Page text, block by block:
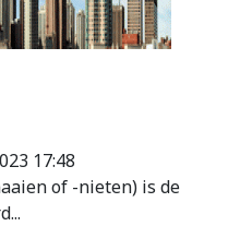
17:48
of -nieten) is de